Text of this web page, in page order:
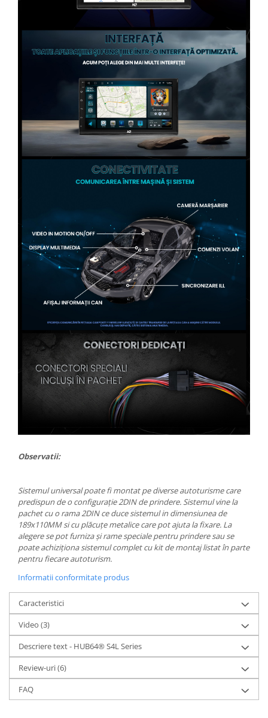
Observatii:
Sistemul universal poate fi montat pe diverse autoturisme care
predispun de o configurație 2DIN de prindere. Sistemul vine la
pachet cu o rama 2DIN ce duce sistemul in dimensiunea de
189x110MM si cu plăcuțe metalice care pot ajuta la fixare. La
alegere se pot furniza și rame speciale pentru prindere sau se
poate achiziționa sistemul complet cu kit de montaj listat în parte
pentru fiecare autoturism.
Informatii conformitate produs
Caracteristici
Video (3)
Descriere text - HUB64® S4L Series
Review-uri(6)
FAQ